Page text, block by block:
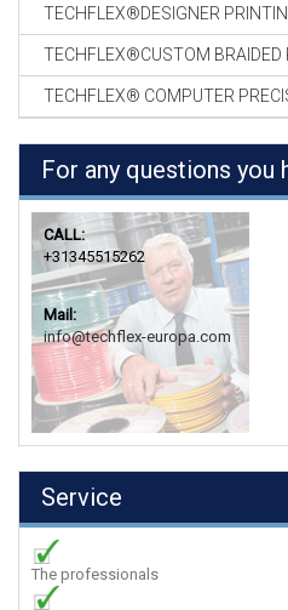
TECHFLEX®DESIGNER
TECHFLEX®CUSTOM BRAIDED
TECHFLEX® COMPUTER
For any questions you
CALL:
+31345515262
Mail:
info@techflex-europa.com
Service
The professionals